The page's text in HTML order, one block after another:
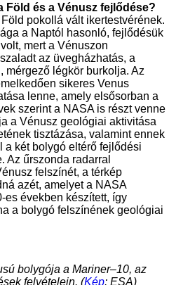
Föld és a Vénusz fejlődése?
pokollá vált ikertestvérének.
a Naptól hasonló, fejlődésük
mert a Vénuszon
az üvegházhatás, a
mérgező légkör burkolja. Az
sikeres Venus
lenne, amely elsősorban a
szerint a NASA is részt venne
a Vénusz geológiai aktivitása
tisztázása, valamint ennek
a két bolygó eltérő fejlődési
Az űrszonda radarral
felszínét, a térkép
azét, amelyet a NASA
es években készített, így
a bolygó felszínének geológiai
bolygója a Mariner–10, az
felvételein. (Kép: ESA)